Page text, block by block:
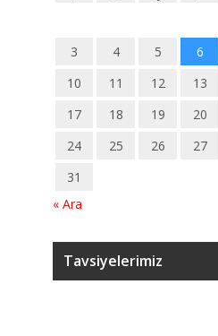
3
4 5 6
10
11 12 13
17
18 19 20
24
25 26 27
31
« Ara
Tavsiyelerimiz